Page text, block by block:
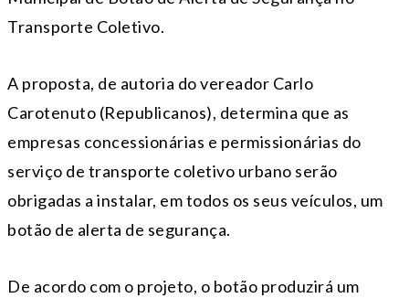
Transporte Coletivo.
A proposta, de autoria do vereador Carlo
Carotenuto (Republicanos), determina que as
empresas concessionárias e permissionárias do
serviço de transporte coletivo urbano serão
obrigadas a instalar, em todos os seus veículos, um
botão de alerta de segurança.
De acordo com o projeto, o botão produzirá um